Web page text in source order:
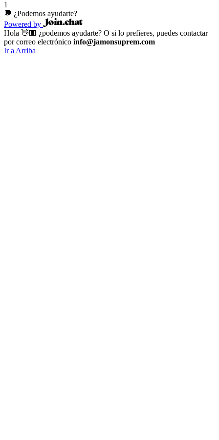
1
💬 ¿Podemos ayudarte?
Powered by
Hola 👋🏼 ¿podemos ayudarte? O si lo prefieres, puedes contactar
por correo electrónico info@jamonsuprem.com
Ir a Arriba